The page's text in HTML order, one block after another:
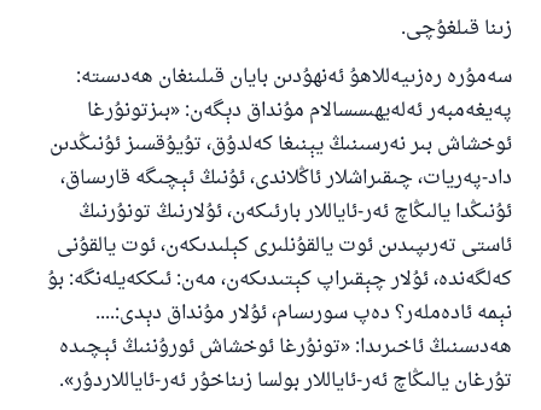
زىنا قىلغۇچى.
سەمۇرە رەزىيەللاھۇ ئەنھۇدىن بايان قىلىنغان ھەدىستە:
پەيغەمبەر ئەلەيھىسسالام مۇنداق دېگەن: «بىزتونۇرغا
ئوخشاش بىر نەرسىنىڭ يېنىغا كەلدۇق، تۇيۇقسىز ئۇنىڭدىن
داد-پەريات، چىقىراشلار ئاڭلاندى، ئۇنىڭ ئېچىگە قارىساق،
ئۇنىڭدا يالىڭاچ ئەر-ئاياللار بارئىكەن، ئۇلارنىڭ تونۇرنىڭ
ئاستى تەرىپىدىن ئوت يالقۇنلىرى كېلىدىكەن، ئوت يالقۇنى
كەلگەندە، ئۇلار چېقىراپ كېتىدىكەن، مەن: ئىككەيلەنگە: بۇ
نېمە ئادەملەر؟ دەپ سورىسام، ئۇلار مۇنداق دېدى:....
ھەدىسنىڭ ئاخىرىدا: «تونۇرغا ئوخشاش ئورۇننىڭ ئېچىدە
تۇرغان يالىڭاچ ئەر-ئاياللار بولسا زىناخۇر ئەر-ئاياللاردۇر».